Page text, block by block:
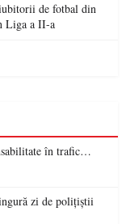
de fotbal din
Liga a II-a
Polițiștii sătmăreni fac apel la responsabilitate în trafic…
zi de polițiștii